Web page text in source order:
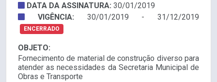
DATA DA ASSINATURA: 30/01/2019
VIGÊNCIA: 30/01/2019 - 31/12/2019
ENCERRADO
OBJETO:
Fornecimento de material de construção diverso para
atender as necessidades da Secretaria Municipal de
Obras e Transporte